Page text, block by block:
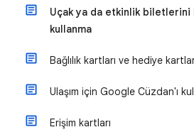
Uçak ya da etkinlik biletlerini
kullanma
Bağlılık kartları ve hediye
Ulaşım için Google Cüzdan'ı
Erişim kartları